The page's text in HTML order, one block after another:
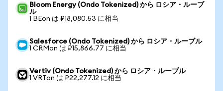
Bloom Energy (Ondo Tokenized) から ロシア・ルーブ
ル
1 BEon は ₽18,080.53 に相当
Salesforce (Ondo Tokenized) から ロシア・ルーブル
1 CRMon は ₽15,866.77 に相当
Vertiv (Ondo Tokenized) から ロシア・ルーブル
1 VRTon は ₽22,277.12 に相当